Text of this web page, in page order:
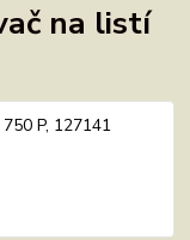
na listí